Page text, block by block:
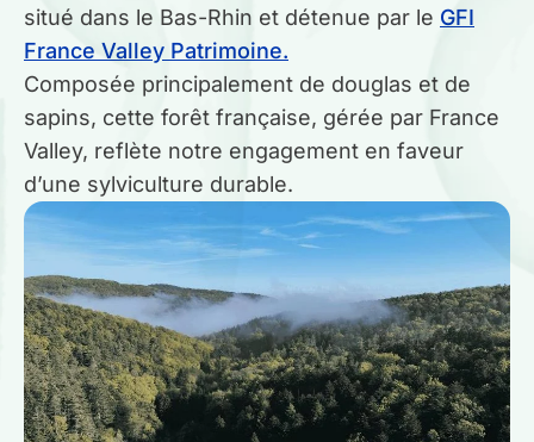
Guides gratuits
Qui sommes-nous ?
Mon compte
Comparer les produits
Prendre rendez-vous
situé dans le Bas-Rhin et détenue par le GFI
France Valley Patrimoine.
Composée principalement de douglas et de
sapins, cette forêt française, gérée par France
Valley, reflète notre engagement en faveur
d’une sylviculture durable.